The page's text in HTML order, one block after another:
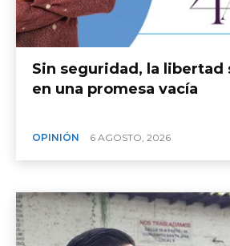
Sin seguridad, la libertad
en una promesa vacía
OPINIÓN 6 AGOSTO, 2026